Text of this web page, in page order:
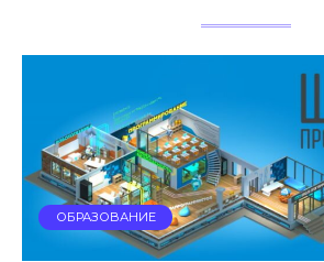
ОБРАЗОВАНИЕ